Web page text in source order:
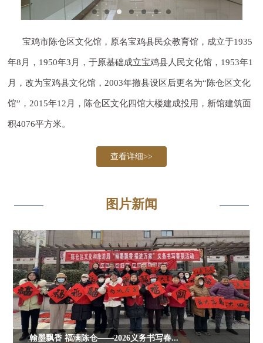
宝鸡市陈仓区文化馆，原名宝鸡县民众教育馆，成立于1935
年8月，1950年3月，于原基础成立宝鸡县人民文化馆，1953年1
月，改为宝鸡县文化馆，2003年撤县设区后更名为“陈仓区文化
馆”，2015年12月，陈仓区文化四馆大楼建成投用，新馆建筑面
积4076平方米。
查看详细>>
图片新闻
翰墨飘香 福满陈仓——2026义务书写春...